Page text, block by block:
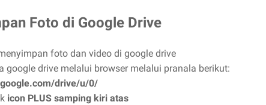
Foto di Google Drive
foto dan video di google drive
google drive melalui browser melalui pranala berikut:
drive/u/0/
icon PLUS samping kiri atas